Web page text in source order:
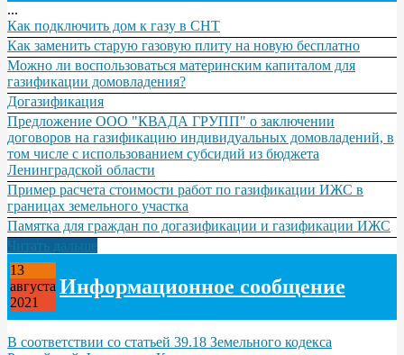
...
Как подключить дом к газу в СНТ
Как заменить старую газовую плиту на новую бесплатно
Можно ли воспользоваться материнским капиталом для
газификации домовладения?
Догазификация
Предложение ООО "КВАДА ГРУПП" о заключении
договоров на газификацию индивидуальных домовладений, в
том числе с использованием субсидий из бюджета
Ленинградской области
Пример расчета стоимости работ по газификации ИЖС в
границах земельного участка
Памятка для граждан по догазификации и газификации ИЖС
Читать дальше
13
августа
2021
Информационное сообщение
В соответствии со статьей 39.18 Земельного кодекса